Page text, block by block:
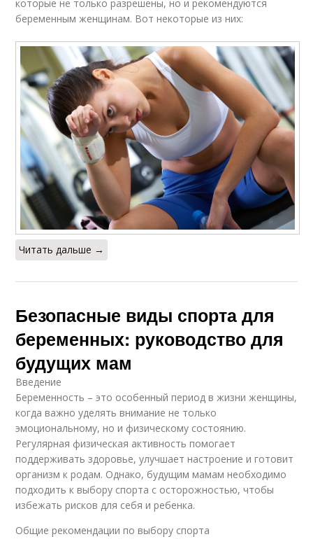
которые не только разрешены, но и рекомендуются
беременным женщинам. Вот некоторые из них:
Читать дальше →
Безопасные виды спорта для
беременных: руководство для
будущих мам
Введение
Беременность – это особенный период в жизни женщины,
когда важно уделять внимание не только
эмоциональному, но и физическому состоянию.
Регулярная физическая активность помогает
поддерживать здоровье, улучшает настроение и готовит
организм к родам. Однако, будущим мамам необходимо
подходить к выбору спорта с осторожностью, чтобы
избежать рисков для себя и ребенка.
Общие рекомендации по выбору спорта